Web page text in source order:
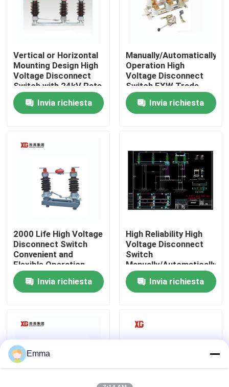
Casa
Giro della fabbrica
Contattici
Richieda una citazione
Commutatore di rottura di carico SF6
Apparecchiatura elettrica di comando di distribuzione
Vertical or Horizontal
Mounting Design High
Voltage Disconnect
Switch with 24kV Rate
Voltage
Invia richiesta
Manually/Automatically
Operation High
Voltage Disconnect
Switch EXW Trade
Terms Product
Invia richiesta
2000 Life High Voltage
Disconnect Switch
Convenient and
Flexible Operation
Invia richiesta
High Reliability High
Voltage Disconnect
Switch
Manually/Automatically
Operated 3 Units for 1
Set EXW Trade Terms
Invia richiesta
Emma